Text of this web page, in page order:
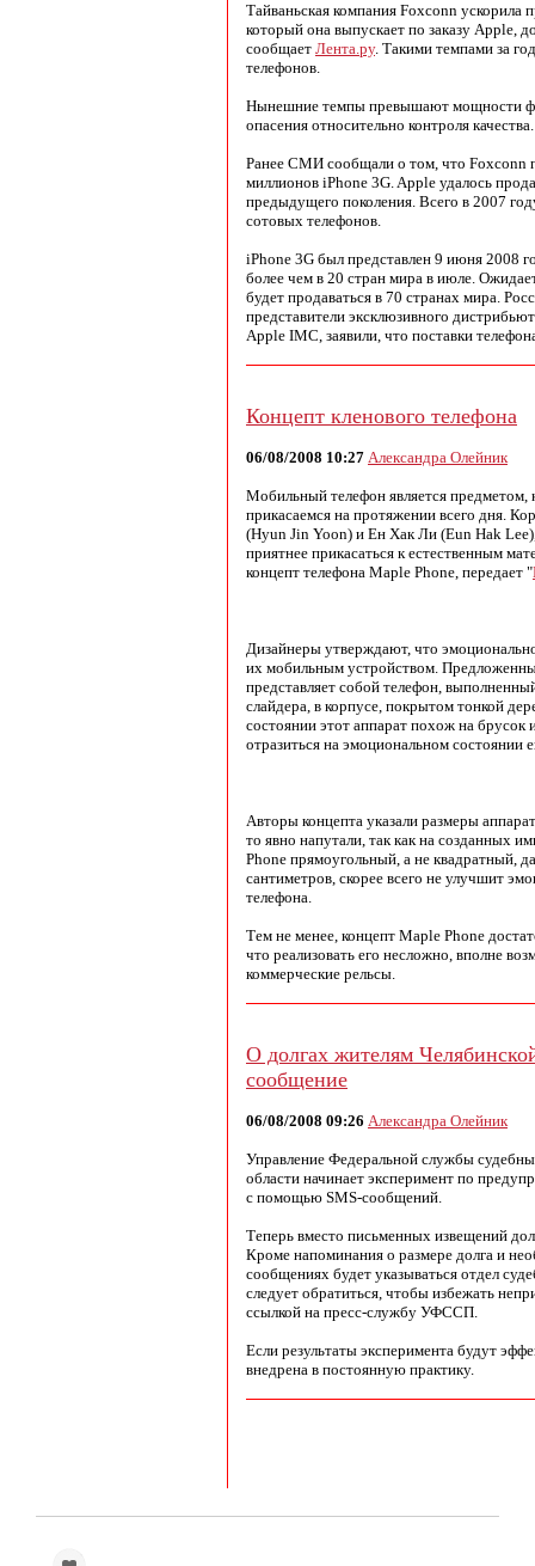
Тайваньская компания Foxconn ускорила
который она выпускает по заказу Apple,
сообщает Лента.ру. Такими темпами за
телефонов.
Нынешние темпы превышают мощности
опасения относительно контроля качества.
Ранее СМИ сообщали о том, что Foxconn
миллионов iPhone 3G. Apple удалось
предыдущего поколения. Всего в 2007
сотовых телефонов.
iPhone 3G был представлен 9 июня 2008
более чем в 20 стран мира в июле.
будет продаваться в 70 странах мира.
представители эксклюзивного
Apple IMC, заявили, что поставки
Концепт кленового телефона
06/08/2008 10:27 Александра Олейник
Мобильный телефон является предметом,
прикасаемся на протяжении всего дня.
(Hyun Jin Yoon) и Ен Хак Ли (Eun Hak
приятнее прикасаться к естественным
концепт телефона Maple Phone, передает "
Дизайнеры утверждают, что
их мобильным устройством.
представляет собой телефон,
слайдера, в корпусе, покрытом тонкой
состоянии этот аппарат похож на брусок
отразиться на эмоциональном состоянии
Авторы концепта указали размеры
то явно напутали, так как на созданных
Phone прямоугольный, а не квадратный,
сантиметров, скорее всего не улучшит
телефона.
Тем не менее, концепт Maple Phone
что реализовать его несложно, вполне
коммерческие рельсы.
О долгах жителям
сообщение
06/08/2008 09:26 Александра Олейник
Управление Федеральной службы
области начинает эксперимент по
с помощью SMS-сообщений.
Теперь вместо письменных извещений
Кроме напоминания о размере долга и
сообщениях будет указываться отдел
следует обратиться, чтобы избежать
ссылкой на пресс-службу УФССП.
Если результаты эксперимента будут
внедрена в постоянную практику.